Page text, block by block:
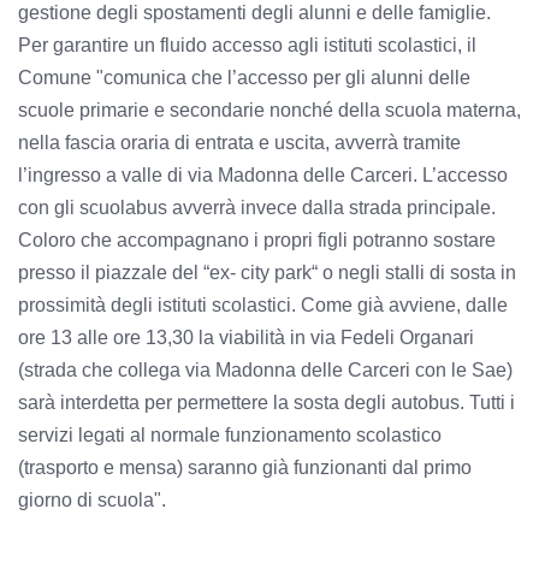
gestione degli spostamenti degli alunni e delle famiglie.
Per garantire un fluido accesso agli istituti scolastici, il
Comune "comunica che l’accesso per gli alunni delle
scuole primarie e secondarie nonché della scuola materna,
nella fascia oraria di entrata e uscita, avverrà tramite
l’ingresso a valle di via Madonna delle Carceri. L’accesso
con gli scuolabus avverrà invece dalla strada principale.
Coloro che accompagnano i propri figli potranno sostare
presso il piazzale del “ex- city park“ o negli stalli di sosta in
prossimità degli istituti scolastici. Come già avviene, dalle
ore 13 alle ore 13,30 la viabilità in via Fedeli Organari
(strada che collega via Madonna delle Carceri con le Sae)
sarà interdetta per permettere la sosta degli autobus. Tutti i
servizi legati al normale funzionamento scolastico
(trasporto e mensa) saranno già funzionanti dal primo
giorno di scuola".